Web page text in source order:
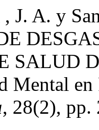
, J. A. y
SALUD
Mental
, 28(2), pp.